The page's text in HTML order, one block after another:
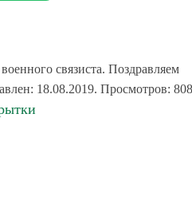
связиста. Поздравляем
18.08.2019. Просмотров: